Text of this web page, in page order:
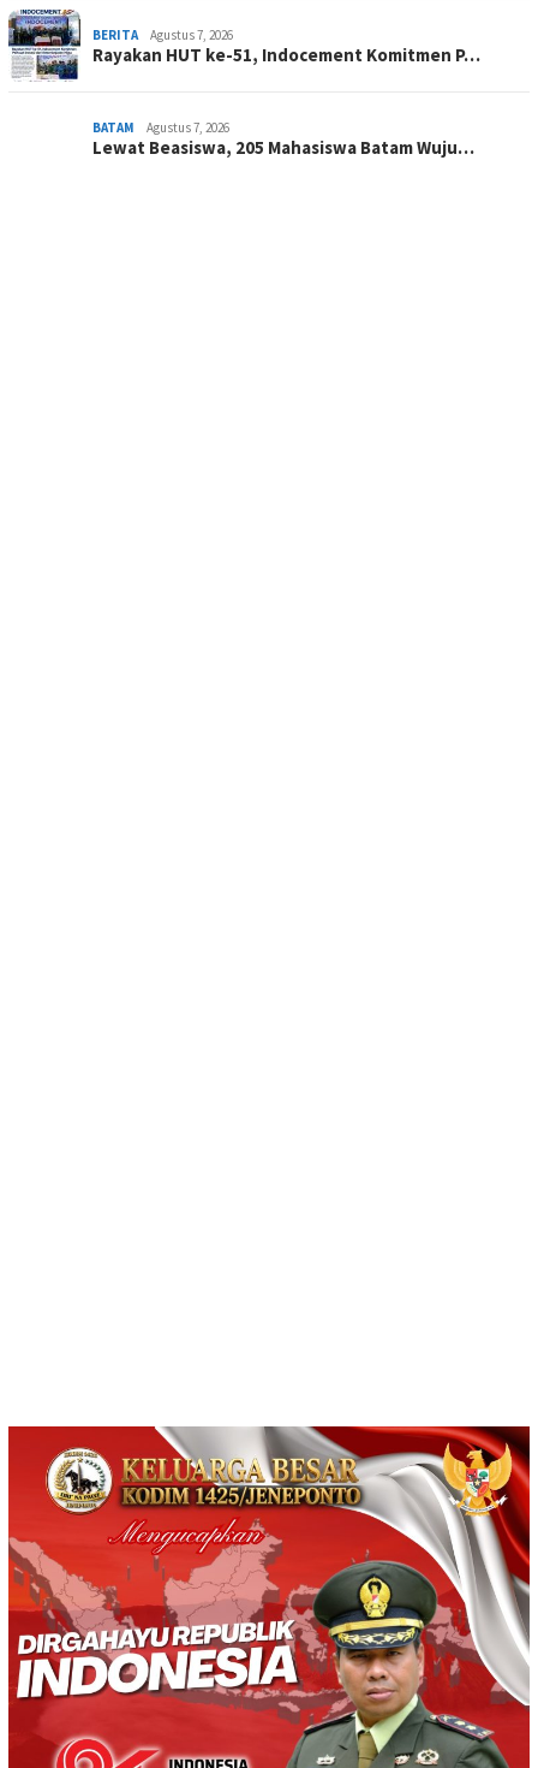
BERITA Agustus 7, 2026
Rayakan HUT ke-51, Indocement Komitmen P…
BATAM Agustus 7, 2026
Lewat Beasiswa, 205 Mahasiswa Batam Wuju…